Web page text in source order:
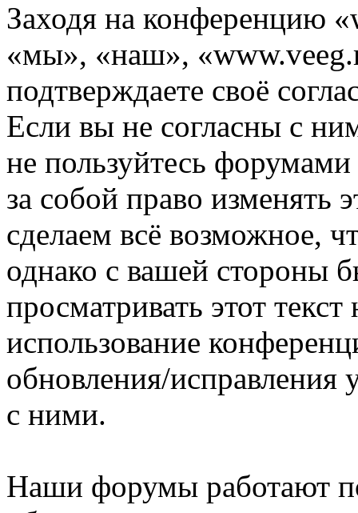
Заходя на конференцию
«мы», «наш»,
подтверждаете своё
Если вы не согласны с
не пользуйтесь
за собой право изменять
сделаем всё возможное,
однако с вашей стороны
просматривать этот
использование
обновления/исправления
с ними.
Наши форумы работают